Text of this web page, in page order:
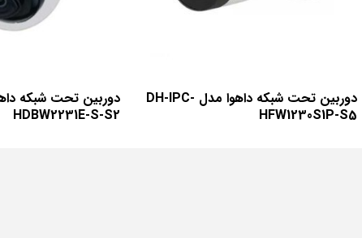
دوربین تحت شبکه داهوا مدل DH-IPC-
HFW1230S1P-S5
HDBW2231E-S-S2